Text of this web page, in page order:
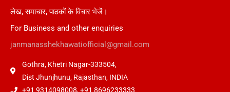
लेख, समाचार, पाठकों के विचार भेजें।
For Business and other enquiries
janmanasshekhawatiofficial@gmail.com
Gothra, Khetri Nagar-333504,
Dist Jhunjhunu, Rajasthan, INDIA
+91 9314098008, +91 8696233333